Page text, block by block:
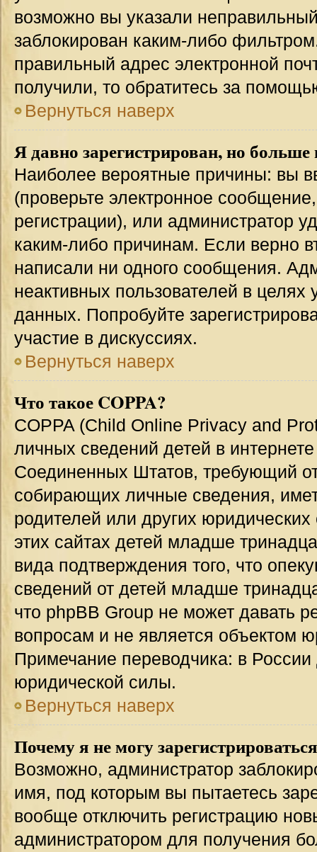
возможно вы указали
заблокирован каким-либо
правильный адрес электронной
получили, то обратитесь за
Вернуться наверх
Я давно зарегистрирован, но
Наиболее вероятные причины: вы
(проверьте электронное
регистрации), или администратор
каким-либо причинам. Если верно
написали ни одного сообщения.
неактивных пользователей в
данных. Попробуйте
участие в дискуссиях.
Вернуться наверх
Что такое COPPA?
COPPA (Child Online Privacy and
личных сведений детей в
Соединенных Штатов, требующий
собирающих личные сведения,
родителей или других
этих сайтах детей младше
вида подтверждения того, что
сведений от детей младше
что phpBB Group не может давать
вопросам и не является объектом
Примечание переводчика: в
юридической силы.
Вернуться наверх
Почему я не могу
Возможно, администратор
имя, под которым вы пытаетесь
вообще отключить регистрацию
администратором для получения